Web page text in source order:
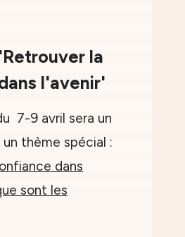
la
l'avenir'
7-9 avril sera un
thème spécial :
dans
sont les